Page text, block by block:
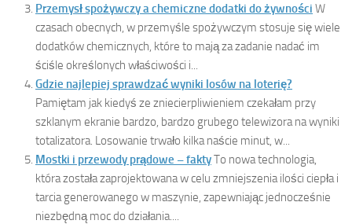
Przemysł spożywczy a chemiczne dodatki do żywności W
czasach obecnych, w przemyśle spożywczym stosuje się wiele
dodatków chemicznych, które to mają za zadanie nadać im
ściśle określonych właściwości i...
Gdzie najlepiej sprawdzać wyniki losów na loterię?
Pamiętam jak kiedyś ze zniecierpliwieniem czekałam przy
szklanym ekranie bardzo, bardzo grubego telewizora na wyniki
totalizatora. Losowanie trwało kilka naście minut, w...
Mostki i przewody prądowe – faktyTo nowa technologia,
która została zaprojektowana w celu zmniejszenia ilości ciepła i
tarcia generowanego w maszynie, zapewniając jednocześnie
niezbędną moc do działania....